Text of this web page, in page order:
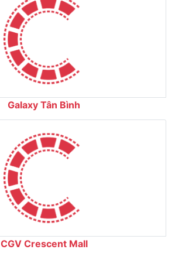
Galaxy Tân Bình
CGV Crescent Mall